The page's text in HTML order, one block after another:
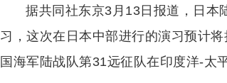
据共同社东京3月13日报道，日本
习，这次在日本中部进行的演习预计
国海军陆战队第31远征队在印度洋-太